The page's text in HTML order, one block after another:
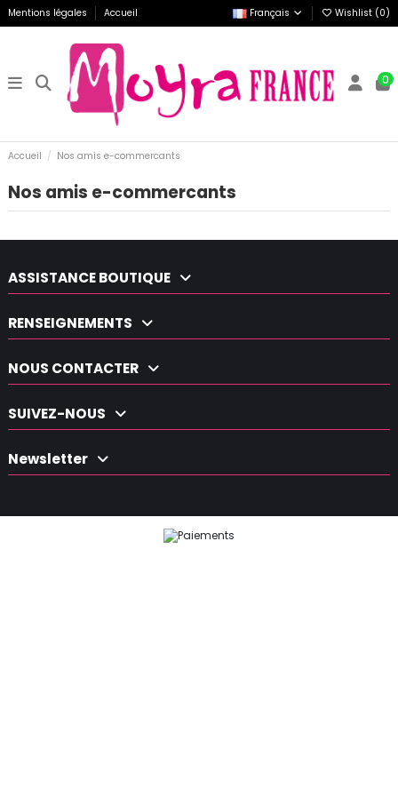
Mentions légales Accueil Français Wishlist (0)
0
Accueil Nos amis e-commercants
Nos amis e-commercants
ASSISTANCE BOUTIQUE
RENSEIGNEMENTS
NOUS CONTACTER
SUIVEZ-NOUS
Newsletter